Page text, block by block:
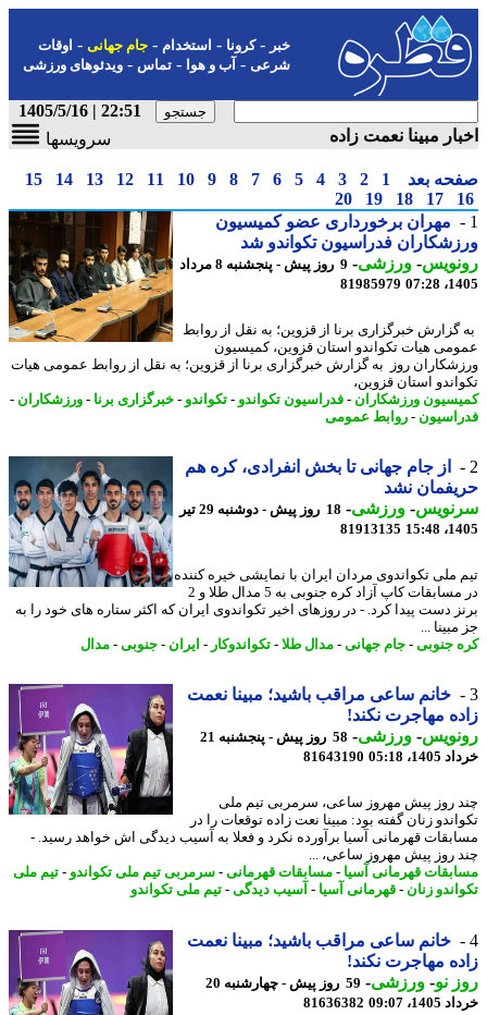
-کرونا-استخدام- جام جهانی-اوقات
شرعی-آب و هوا-تماس-ویدئوهای ورزشی
22:51 | 1405/5/16
مبینا نعمت زاده
سرویسها
بعد 1
2
3
4
5
6
7
8
9
10
11
12
13
14
15
17
18
19
20
مهران برخورداری عضو کمیسیون
فدراسیون تکواندو شد
-ورزشی-
9 روز پیش - پنجشنبه 8 مرداد
81985979
خبرگزاری برنا از قزوین؛ به نقل از روابط
هیات تکواندو استان قزوین، کمیسیون
روز به گزارش خبرگزاری برنا از قزوین؛ به نقل از روابط عمومی هیات
استان قزوین،
ورزشکاران- فدراسیون تکواندو-تکواندو-خبرگزاری برنا-ورزشکاران-
-روابط عمومی
از جام جهانی تا بخش انفرادی، کره هم
نشد
-ورزشی-
18 روز پیش - دوشنبه 29 تیر
81913135
ملی تکواندوی مردان ایران با نمایشی خیره کننده
در مسابقات کاپ آزاد کره جنوبی به 5 مدال طلا و 2
دست پیدا کرد. - در روزهای اخیر تکواندوی ایران که اکثر ستاره های خود را به
...
جنوبی-جام جهانی-مدال طلا -تکواندوکار-ایران - جنوبی-مدال
خانم ساعی مراقب باشید؛ مبینا نعمت
مهاجرت نکند!
-ورزشی-
58 روز پیش - پنجشنبه 21
05:18
81643190
روز پیش مهروز ساعی، سرمربی تیم ملی
زنان گفته بود: مبینا نعت زاده توقعات را در
قهرمانی آسیا برآورده نکرد و فعلا به آسیب دیدگی اش خواهد رسید. -
روز پیش مهروز ساعی، ...
قهرمانی آسیا -مسابقات قهرمانی-سرمربی تیم ملی تکواندو-تیم ملی
زنان -قهرمانی آسیا -آسیب دیدگی-تیم ملی تکواندو
خانم ساعی مراقب باشید؛ مبینا نعمت
مهاجرت نکند!
نو- ورزشی-
59 روز پیش - چهارشنبه 20
09:07
81636382